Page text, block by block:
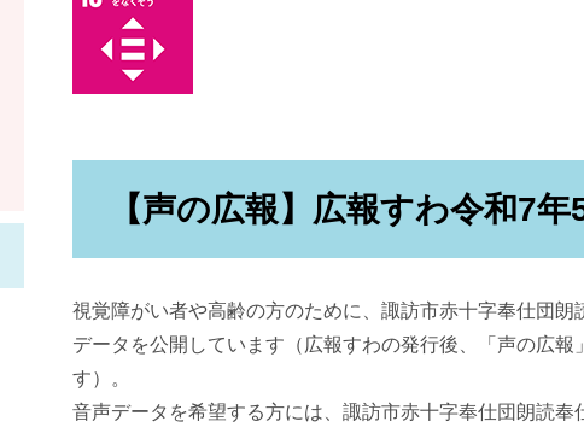
【声の広報】広報すわ令和7年
視覚障がい者や高齢の方のために、諏訪市赤十字奉仕団
データを公開しています（広報すわの発行後、「声の広
す）。
音声データを希望する方には、諏訪市赤十字奉仕団朗読